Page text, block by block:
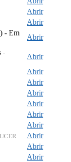
Abrir
Abrir
- Em
Abrir
-
Abrir
Abrir
Abrir
Abrir
Abrir
Abrir
Abrir
Abrir
Abrir
Abrir